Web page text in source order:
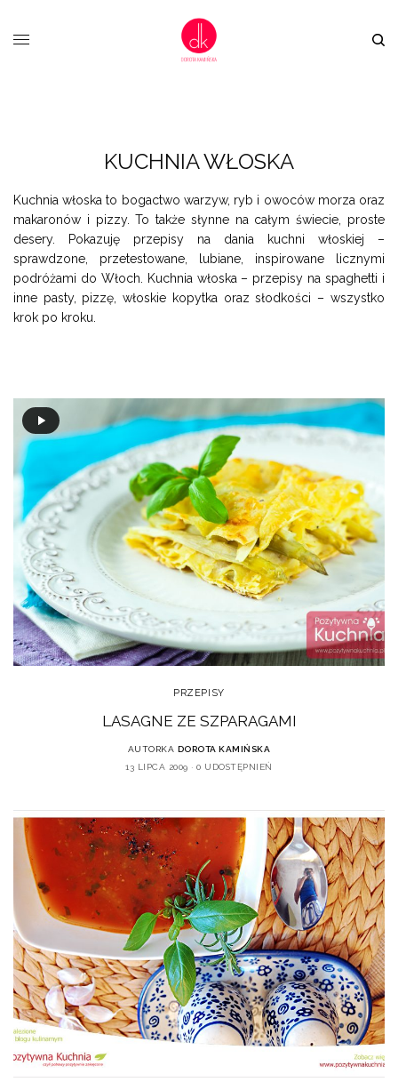
KUCHNIA WŁOSKA
Kuchnia włoska to bogactwo warzyw, ryb i owoców morza oraz
makaronów i pizzy. To także słynne na całym świecie, proste
desery. Pokazuję przepisy na dania kuchni włoskiej –
sprawdzone, przetestowane, lubiane, inspirowane licznymi
podróżami do Włoch. Kuchnia włoska – przepisy na spaghetti i
inne pasty, pizzę, włoskie kopytka oraz słodkości – wszystko
krok po kroku.
PRZEPISY
LASAGNE ZE SZPARAGAMI
AUTORKA DOROTA KAMIŃSKA
13 LIPCA 2009
0 UDOSTĘPNIEŃ